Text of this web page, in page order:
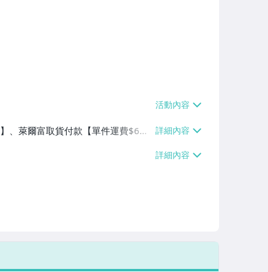
、萊爾富取貨付款【單件運費$6